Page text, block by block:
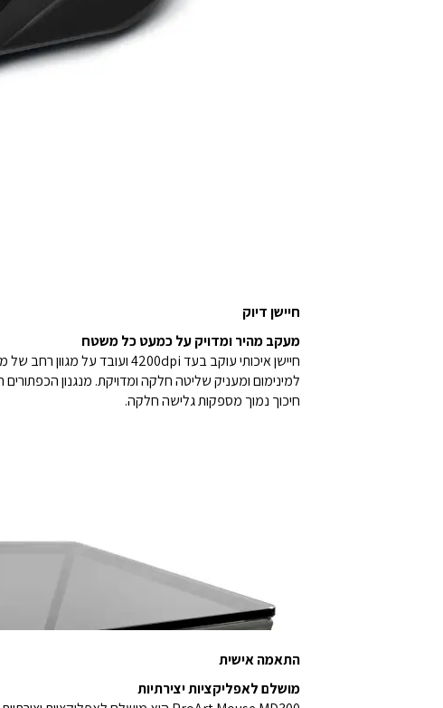
חיישן דיוק
מעקב מהיר ומדויק על כמעט כל משטח
חיכוך נמוך מספקות גלישה חלקה.
התאמה אישית
מושלם לאפליקציות יצירתיות